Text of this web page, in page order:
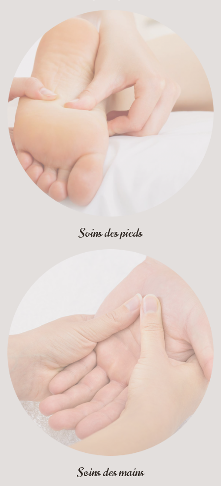
Soins des pieds
Soins des mains